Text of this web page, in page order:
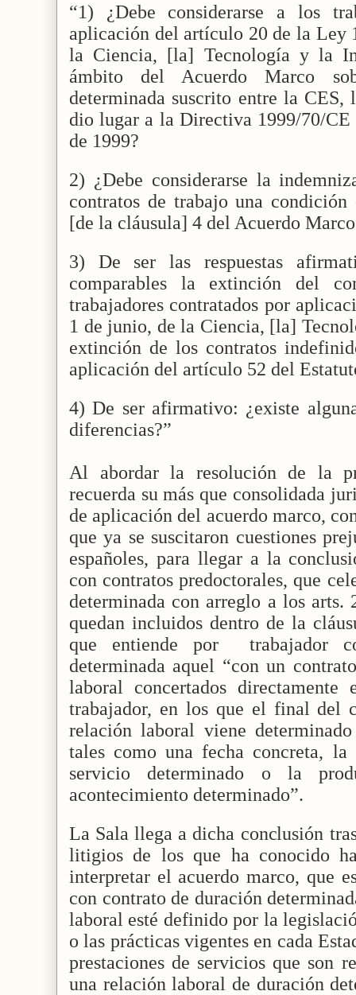
“1) ¿Debe considerarse a los
aplicación del artículo 20 de la Ley
la Ciencia, [la] Tecnología y la
ámbito del Acuerdo Marco
determinada suscrito entre la
dio lugar a la Directiva 1999/70/
de 1999?
2) ¿Debe considerarse la
contratos de trabajo una
[de la cláusula] 4 del Acuerdo
3) De ser las respuestas
comparables la extinción del
trabajadores contratados por
1 de junio, de la Ciencia, [la]
extinción de los contratos
aplicación del artículo 52 del
4) De ser afirmativo: ¿existe
diferencias?”
Al abordar la resolución de la
recuerda su más que consolidada
de aplicación del acuerdo marco,
que ya se suscitaron cuestiones
españoles, para llegar a la
con contratos predoctorales, que
determinada con arreglo a los
quedan incluidos dentro de la
que entiende por
trabajador
determinada aquel “con un
laboral concertados
trabajador, en los que el final del
relación laboral viene
tales como una fecha concreta,
servicio determinado o la
acontecimiento determinado”.
La Sala llega a dicha conclusión
litigios de los que ha conocido
interpretar el acuerdo marco, que
con contrato de duración
laboral esté definido por la
o las prácticas vigentes en cada
prestaciones de servicios que son
una relación laboral de duración